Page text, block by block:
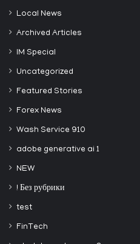
Local News
Archived Articles
IM Special
Uncategorized
Featured Stories
Forex News
Wash Service 910
adobe generative ai 1
NEW
! Без рубрики
test
FinTech